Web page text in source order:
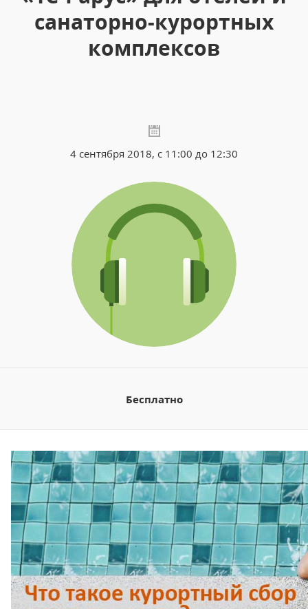
санаторно-курортных
комплексов
4 сентября 2018, с 11:00 до 12:30
Бесплатно